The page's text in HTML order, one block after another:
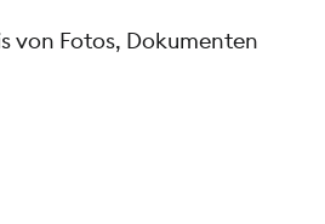
von Fotos, Dokumenten